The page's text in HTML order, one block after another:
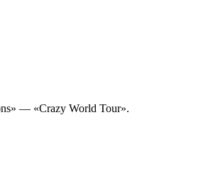
— «Crazy World Tour».